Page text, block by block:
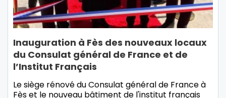
Inauguration à Fès des nouveaux locaux
du Consulat général de France et de
l’Institut Français
Le siège rénové du Consulat général de France à
Fès et le nouveau bâtiment de l'institut français